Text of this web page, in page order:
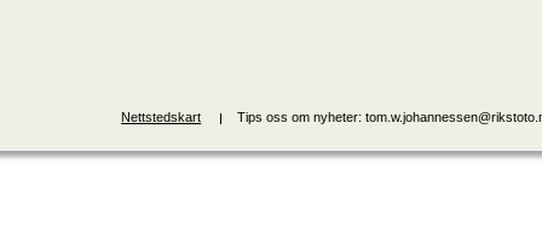
Nettstedskart Tips oss om nyheter: